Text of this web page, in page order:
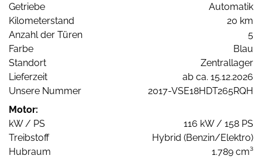
Getriebe
Automatik
Kilometerstand
20 km
Anzahl der Türen
5
Farbe
Blau
Standort
Zentrallager
Lieferzeit
ab ca. 15.12.2026
Unsere Nummer
2017-VSE18HDT265RQH
Motor:
kW / PS
116 kW / 158 PS
Treibstoff
Hybrid (Benzin/Elektro)
Hubraum
1.789 cm³